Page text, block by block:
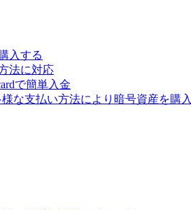
入する
法に対応
で簡単入金
な支払い方法により暗号資産を購入